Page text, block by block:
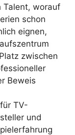
Talent, worauf
schon
eignen,
zwischen
Beweis
TV-
und